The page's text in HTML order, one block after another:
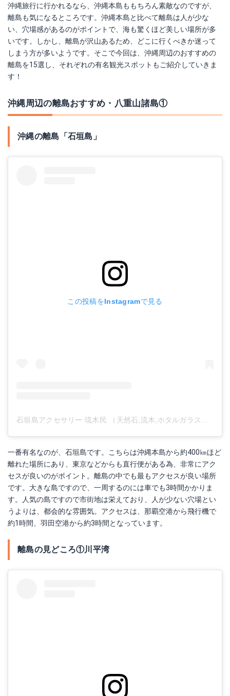
沖縄旅行に行かれるなら、沖縄本島ももちろん素敵なのですが、
離島も気になるところです。沖縄本島と比べて離島は人が少な
い、穴場感があるのがポイントで、海も驚くほど美しい場所が多
いです。しかし、離島が沢山あるため、どこに行くべきか迷って
しまう方が多いようです。そこで今回は、沖縄周辺のおすすめの
離島を15選し、それぞれの有名観光スポットもご紹介していきま
す！
沖縄周辺の離島おすすめ・八重山諸島①
沖縄の離島「石垣島」
この投稿をInstagramで見る
一番有名なのが、石垣島です。こちらは沖縄本島から約400㎞ほど
離れた場所にあり、東京などからも直行便がある為、非常にアク
セスが良いのがポイント。離島の中でも最もアクセスが良い場所
です。大きな島ですので、一周するのには車でも3時間かかりま
す。人気の島ですので市街地は栄えており、人が少ない穴場とい
うよりは、都会的な雰囲気。アクセスは、那覇空港から飛行機で
約1時間、羽田空港から約3時間となっています。
離島の見どころ①川平湾